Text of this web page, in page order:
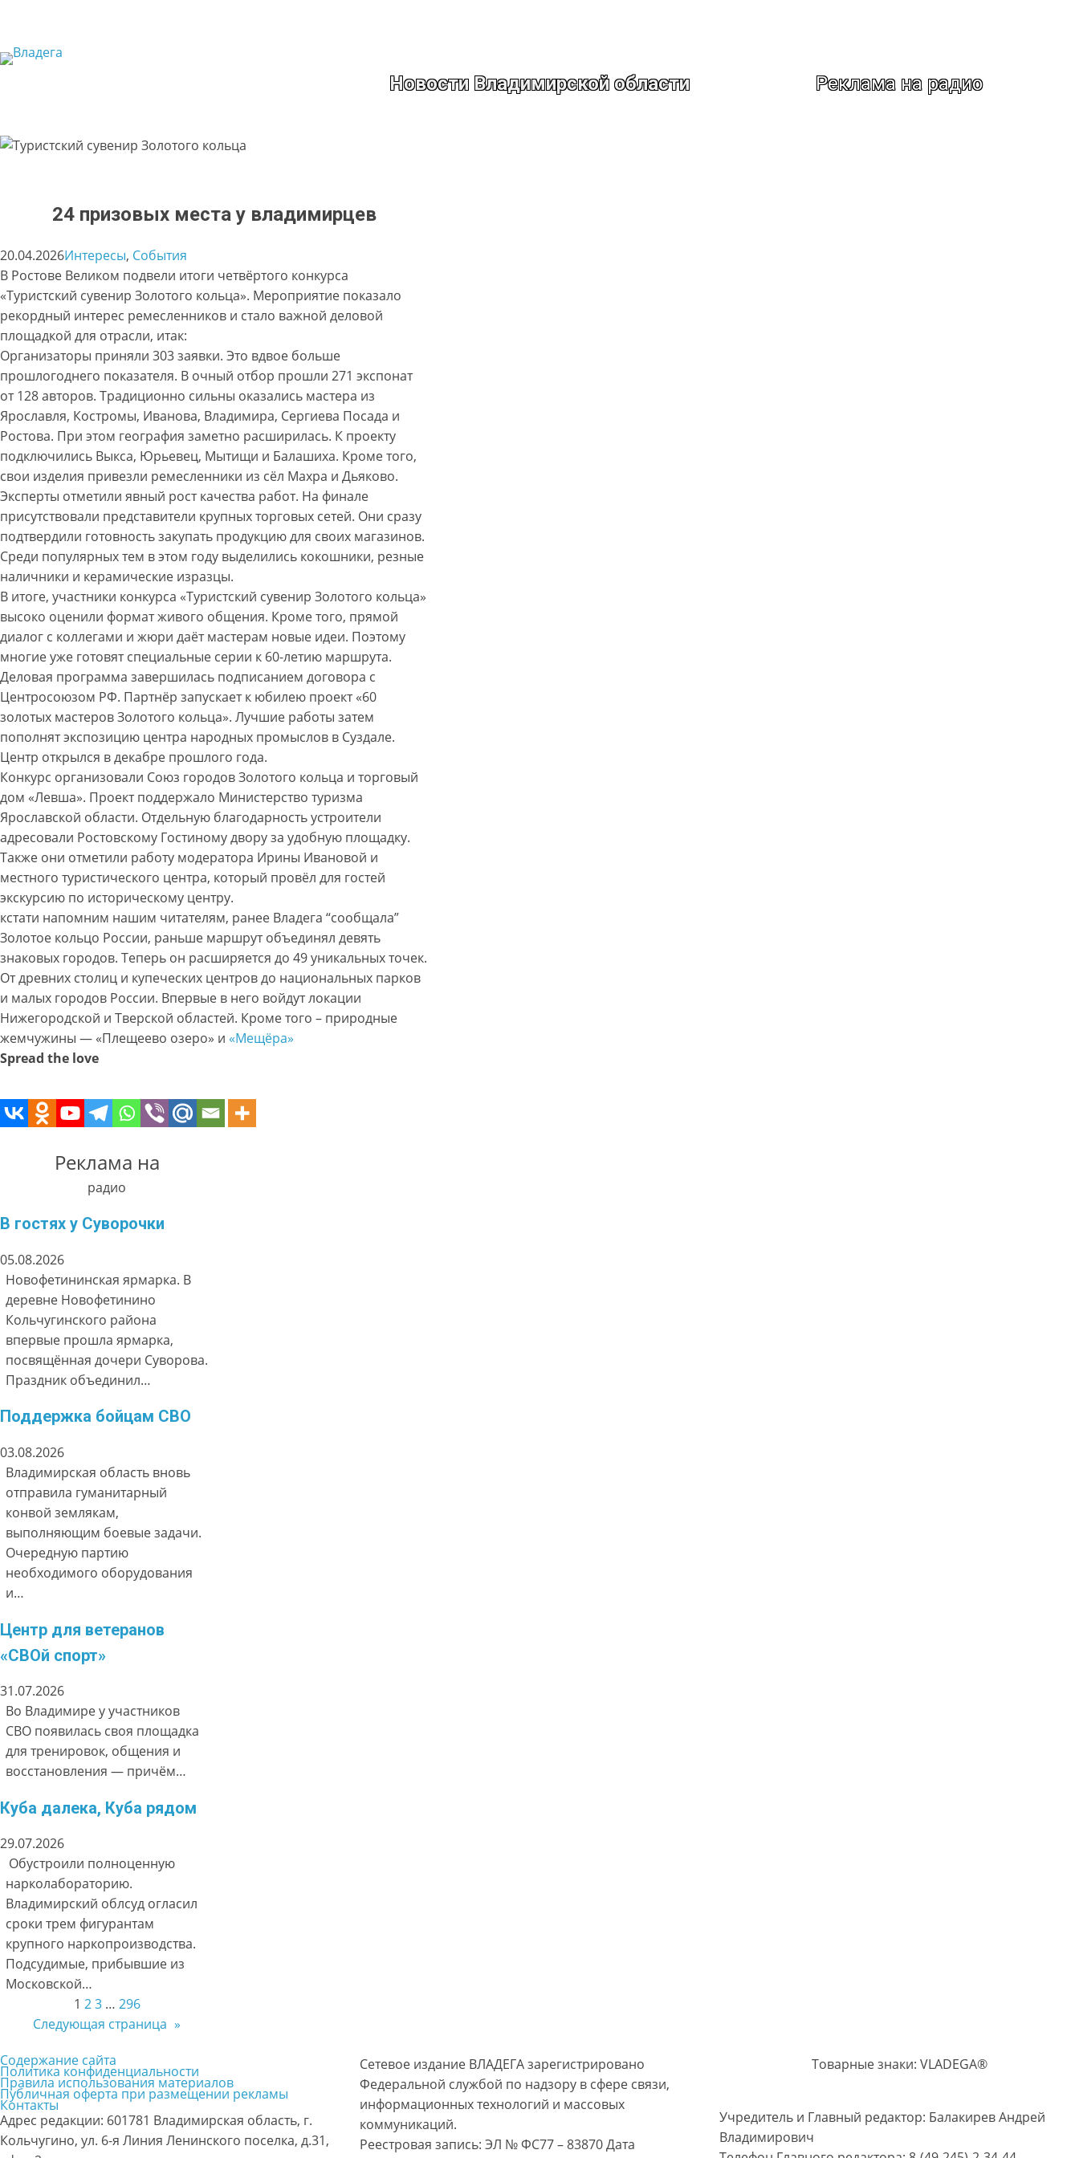
содержимому
Новости Владимирской области Реклама на радио
24 призовых места у владимирцев
20.04.2026Интересы, События
В Ростове Великом подвели итоги четвёртого конкурса
«Туристский сувенир Золотого кольца». Мероприятие показало
рекордный интерес ремесленников и стало важной деловой
площадкой для отрасли, итак:
Организаторы приняли 303 заявки. Это вдвое больше
прошлогоднего показателя. В очный отбор прошли 271 экспонат
от 128 авторов. Традиционно сильны оказались мастера из
Ярославля, Костромы, Иванова, Владимира, Сергиева Посада и
Ростова. При этом география заметно расширилась. К проекту
подключились Выкса, Юрьевец, Мытищи и Балашиха. Кроме того,
свои изделия привезли ремесленники из сёл Махра и Дьяково.
Эксперты отметили явный рост качества работ. На финале
присутствовали представители крупных торговых сетей. Они сразу
подтвердили готовность закупать продукцию для своих магазинов.
Среди популярных тем в этом году выделились кокошники, резные
наличники и керамические изразцы.
В итоге, участники конкурса «Туристский сувенир Золотого кольца»
высоко оценили формат живого общения. Кроме того, прямой
диалог с коллегами и жюри даёт мастерам новые идеи. Поэтому
многие уже готовят специальные серии к 60-летию маршрута.
Деловая программа завершилась подписанием договора с
Центросоюзом РФ. Партнёр запускает к юбилею проект «60
золотых мастеров Золотого кольца». Лучшие работы затем
пополнят экспозицию центра народных промыслов в Суздале.
Центр открылся в декабре прошлого года.
Конкурс организовали Союз городов Золотого кольца и торговый
дом «Левша». Проект поддержало Министерство туризма
Ярославской области. Отдельную благодарность устроители
адресовали Ростовскому Гостиному двору за удобную площадку.
Также они отметили работу модератора Ирины Ивановой и
местного туристического центра, который провёл для гостей
экскурсию по историческому центру.
кстати напомним нашим читателям, ранее Владега “сообщала”
Золотое кольцо России, раньше маршрут объединял девять
знаковых городов. Теперь он расширяется до 49 уникальных точек.
От древних столиц и купеческих центров до национальных парков
и малых городов России. Впервые в него войдут локации
Нижегородской и Тверской областей. Кроме того – природные
жемчужины — «Плещеево озеро» и «Мещёра»
Spread the love
Реклама на
радио
В гостях у Суворочки
05.08.2026
Новофетининская ярмарка. В
деревне Новофетинино
Кольчугинского района
впервые прошла ярмарка,
посвящённая дочери Суворова.
Праздник объединил…
Поддержка бойцам СВО
03.08.2026
Владимирская область вновь
отправила гуманитарный
конвой землякам,
выполняющим боевые задачи.
Очередную партию
необходимого оборудования
и…
Центр для ветеранов
«СВОй спорт»
31.07.2026
Во Владимире у участников
СВО появилась своя площадка
для тренировок, общения и
восстановления — причём…
Куба далека, Куба рядом
29.07.2026
Обустроили полноценную
нарколабораторию.
Владимирский облсуд огласил
сроки трем фигурантам
крупного наркопроизводства.
Подсудимые, прибывшие из
Московской…
1 23 … 296
Следующая страница »
Содержание сайта
Политика конфиденциальности
Правила использования материалов
Публичная оферта при размещении рекламы
Контакты
Адрес редакции: 601781 Владимирская область, г.
Кольчугино, ул. 6-я Линия Ленинского поселка, д.31,
Сетевое издание ВЛАДЕГА зарегистрировано
Федеральной службой по надзору в сфере связи,
информационных технологий и массовых
коммуникаций.
Реестровая запись: ЭЛ № ФС77 – 83870 Дата
Товарные знаки: VLADEGA®
Учредитель и Главный редактор: Балакирев Андрей
Владимирович